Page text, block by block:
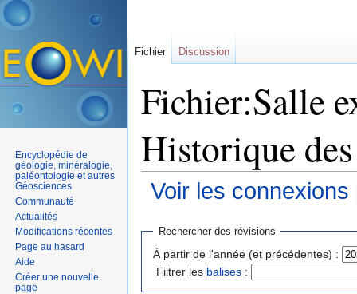
Fichier:Salle
Historique
Voir les
Rechercher des révisions
À partir de l'année (et précédentes) :
Filtrer les balises :
Fichier Discussion
Encyclopédie de
géologie, minéralogie,
paléontologie et autres
Géosciences
Communauté
Actualités
Modifications récentes
Page au hasard
Aide
Créer une nouvelle
page